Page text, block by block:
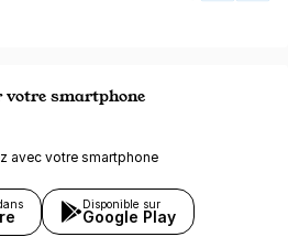
smartphone
avec votre smartphone
Disponible sur
Google Play